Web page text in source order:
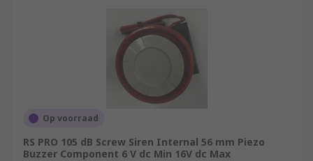
Op voorraad
RS PRO 105 dB Screw Siren Internal 56 mm Piezo
Buzzer Component 6 V dc Min 16V dc Max